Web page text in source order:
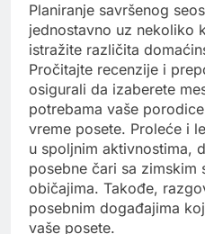
Planiranje savršenog
jednostavno uz nekoliko
istražite različita
Pročitajte recenzije i
osigurali da izaberete
potrebama vaše
vreme posete. Proleće i
u spoljnim aktivnostima,
posebne čari sa
običajima. Takođe,
posebnim događajima
vaše posete.